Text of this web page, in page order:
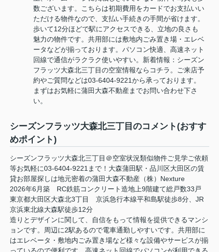
数ございます。こちらは初期費用をカードでお支払いい
ただける物件なので、支払い手続きの手間が省けます。
歩いて12分ほどで駅にアクセスできる、立地の良さも
魅力の物件です。共用部には敷地内ごみ置き場・エレベ
ータなどが揃っております。パソコン快適、高速ネット
回線で通信がラクラク使いやすい。新着情報：シーズン
フラッツ大森北三丁目の空室情報ならコチラ。ご来店予
約やご質問などは03-6404-9221から承っております。
まずはお気軽に蒲田大森不動産までお問い合わせ下さ
い。
シーズンフラッツ大森北三丁目のコメント(おすす
めポイント)
シーズンフラッツ大森北三丁目＠空室状況類似物件ご見学ご依頼
等お気軽に03-6404-9221まで！大森蒲田駅・品川区大田区の賃
貸お部屋探しは地元密着の蒲田大森不動産（株）Nexture
2026年6月築 RC鉄筋コンクリート造地上9階建て総戸数33戸
東京都大田区大森北3丁目 京浜急行本線平和島駅徒歩8分、JR
京浜東北線大森駅徒歩12分
造りとデザインに関して、自信をもって情報を提供できるマンシ
ョンです。周辺に2駅あるので電車通勤しやすいです。共用部に
はエレベータ・敷地内ごみ置き場など様々な設備やサービスが揃